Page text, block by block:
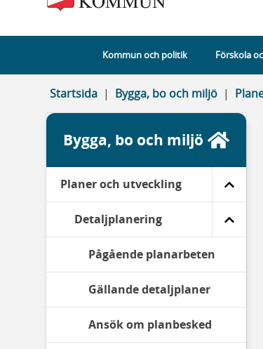
Kommun och politik Förskola
Startsida Bygga, bo och miljö
Bygga, bo och miljö
Planer och utveckling
Detaljplanering
Pågående planarbeten
Gällande detaljplaner
Ansök om planbesked